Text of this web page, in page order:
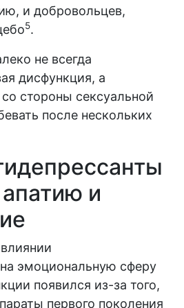
и добровольцев,
5.
не всегда
дисфункция, а
стороны сексуальной
после нескольких
и
эмоциональную сферу
появился из-за того,
первого поколения